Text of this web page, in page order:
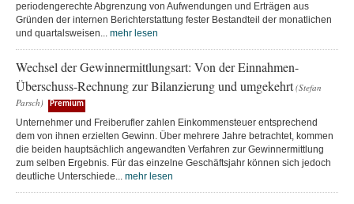
periodengerechte Abgrenzung von Aufwendungen und Erträgen aus
Gründen der internen Berichterstattung fester Bestandteil der monatlichen
und quartalsweisen... mehr lesen
Wechsel der Gewinnermittlungsart: Von der Einnahmen-
Überschuss-Rechnung zur Bilanzierung und umgekehrt (Stefan
Parsch)
Premium
Unternehmer und Freiberufler zahlen Einkommensteuer entsprechend
dem von ihnen erzielten Gewinn. Über mehrere Jahre betrachtet, kommen
die beiden hauptsächlich angewandten Verfahren zur Gewinnermittlung
zum selben Ergebnis. Für das einzelne Geschäftsjahr können sich jedoch
deutliche Unterschiede... mehr lesen